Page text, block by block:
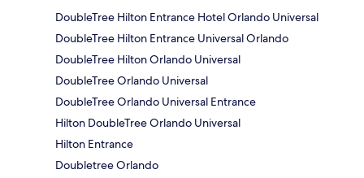
DoubleTree Hilton Entrance Hotel Orlando Universal
DoubleTree Hilton Entrance Universal Orlando
DoubleTree Hilton Orlando Universal
DoubleTree Orlando Universal
DoubleTree Orlando Universal Entrance
Hilton DoubleTree Orlando Universal
Hilton Entrance
Doubletree Orlando